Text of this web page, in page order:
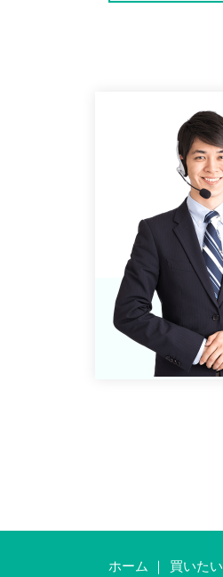
ホーム 買いたい